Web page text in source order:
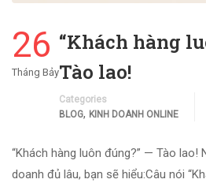
26
Tháng Bảy
“Khách hàng
Tào lao!
Categories
BLOG, KINH DOANH ONLINE
“Khách hàng luôn đúng?” — Tào lao!
doanh đủ lâu, bạn sẽ hiểu:Câu nói